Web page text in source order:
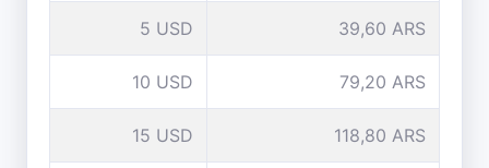
5 USD 39,60 ARS
10 USD 79,20 ARS
15 USD 118,80 ARS